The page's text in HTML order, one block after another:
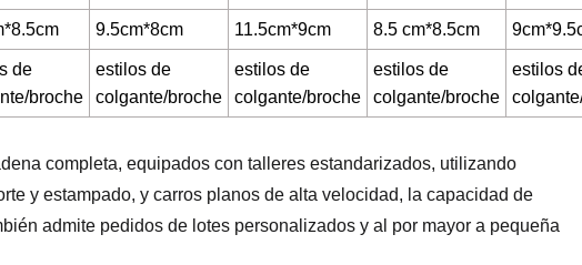
9.5cm*8cm 11.5cm*9cm 8.5 cm*8.5cm
de
broche
estilos de
colgante/broche
estilos de
colgante/broche
estilos de
colgante/broche
estilos
completa, equipados con talleres estandarizados, utilizando
y estampado, y carros planos de alta velocidad, la capacidad de
admite pedidos de lotes personalizados y al por mayor a pequeña